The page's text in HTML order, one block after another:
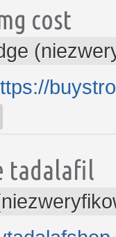
cost
tadalafil